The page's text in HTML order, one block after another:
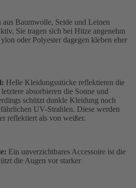
aus Baumwolle, Seide und Leinen
Sie tragen sich bei Hitze angenehm
oder Polyester dagegen kleben eher
Helle Kleidungsstücke reflektieren die
absorbieren die Sonne und
schützt dunkle Kleidung noch
UV-Strahlen. Diese werden
reflektiert als von weißer.
Ein unverzichtbares Accessoire ist die
die Augen vor starker